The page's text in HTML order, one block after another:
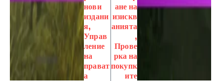
нови
издани
я,
Управ
ление
на
прават
а
ане на
изискв
анията
,
Прове
рка на
покупк
ите